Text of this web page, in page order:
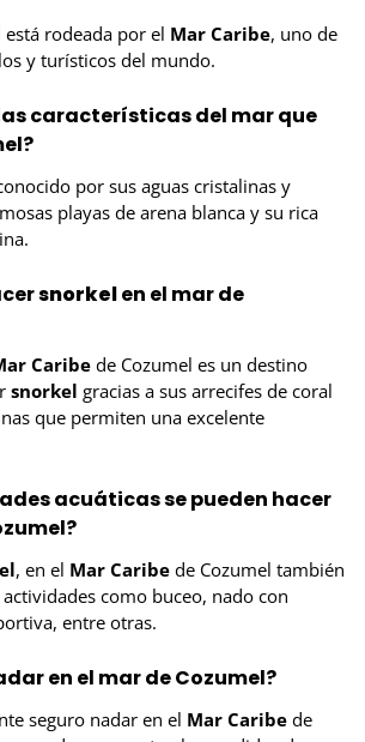
está rodeada por el Mar Caribe, uno de
y turísticos del mundo.
características del mar que
por sus aguas cristalinas y
playas de arena blanca y su rica
snorkelen el mar de
Caribede Cozumel es un destino
snorkel gracias a sus arrecifes de coral
que permiten una excelente
acuáticas se pueden hacer
, en el Mar Caribe de Cozumel también
como buceo, nado con
entre otras.
en el mar de Cozumel?
seguro nadar en el Mar Caribe de